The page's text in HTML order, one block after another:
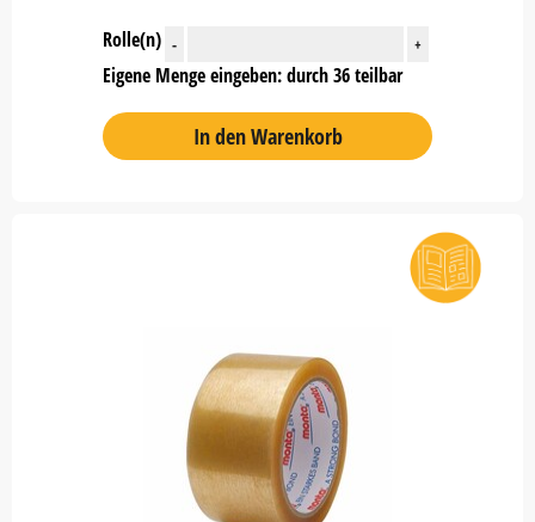
Rolle(n) - +
Eigene Menge eingeben: durch 36 teilbar
In den Warenkorb